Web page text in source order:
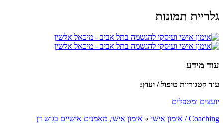
גלריית תמונות
עוד מידע
עוד קטגוריות טיפול / יעוץ:
יועצים ומטפלים
Coaching / אימון אישי
» אימון אישי, מאמנים אישיים בגוש דן